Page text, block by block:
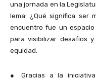
una jornada en la
lema: ¿Qué significa ser
encuentro fue un
para visibilizar desafíos
equidad.
●
Gracias a la